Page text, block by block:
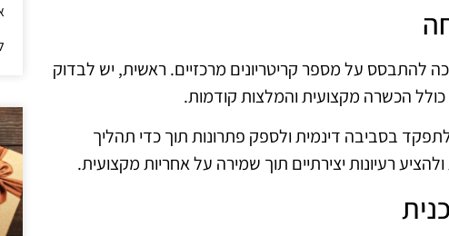
להתבסס על מספר קריטריונים מרכזיים. ראשית, יש לבדוק
הכשרה מקצועית והמלצות קודמות.
בסביבה דינמית ולספק פתרונות תוך כדי תהליך
רעיונות יצירתיים תוך שמירה על אחריות מקצועית.